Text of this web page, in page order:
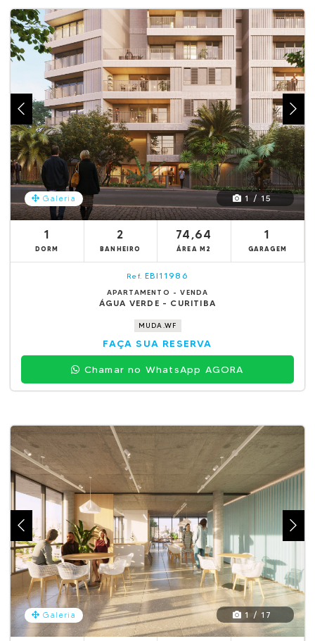
Galeria 1 / 15
1
DORM
2
BANHEIRO
74,64
ÁREA M2
1
GARAGEM
Ref. EBI11986
APARTAMENTO - VENDA
ÁGUA VERDE - CURITIBA
MUDA.WF
FAÇA SUA RESERVA
Chamar no WhatsApp AGORA
Galeria 1 / 17